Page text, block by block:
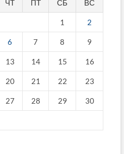
ЧТ ПТ СБ ВС
1 2
6 7 8 9
13 14 15 16
20 21 22 23
27 28 29 30